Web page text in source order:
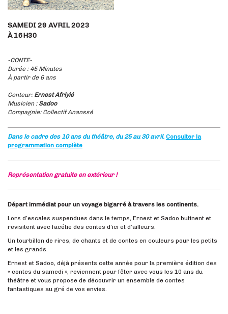
SAMEDI 29 AVRIL 2023
À 16H30
-CONTE-
Durée : 45 Minutes
À partir de 6 ans
Conteur: Ernest Afriyié
Musicien : Sadoo
Compagnie: Collectif Ananssé
Dans le cadre des 10 ans du théâtre, du 25 au 30 avril. Consulter la
programmation complète
Représentation gratuite en extérieur !
Départ immédiat pour un voyage bigarré à travers les continents.
Lors d’escales suspendues dans le temps, Ernest et Sadoo butinent et
revisitent avec facétie des contes d’ici et d’ailleurs.
Un tourbillon de rires, de chants et de contes en couleurs pour les petits
et les grands.
Ernest et Sadoo, déjà présents cette année pour la première édition des
« contes du samedi », reviennent pour fêter avec vous les 10 ans du
théâtre et vous propose de découvrir un ensemble de contes
fantastiques au gré de vos envies.